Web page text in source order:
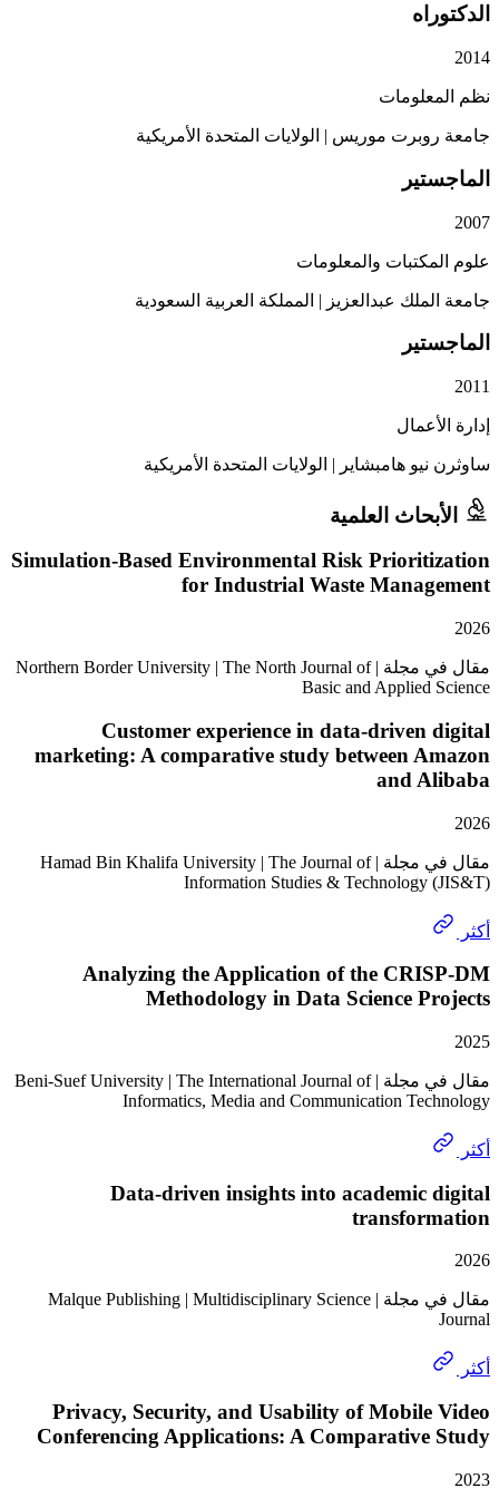
موريس| الولايات المتحدة الأمريكية
والمعلومات
عبدالعزيز|المملكة العربية السعودية
هامبشاير|الولايات المتحدة الأمريكية
العلمية
Simulation-Based Environmental Risk
for Industrial Waste
مقال في مجلة | Northern Border University | The North Journal of
Basic and
Customer experience in data-
marketing: A comparative study between
and
مقال في مجلة | Hamad Bin Khalifa University | The Journal of
Information Studies &
Analyzing the Application of the
Methodology in Data Science
مقال في مجلة | Beni-Suef University | The International Journal of
Informatics, Media and Communication
Data-driven insights into
مقال في مجلة | Malque Publishing | Multidisciplinary Science
Privacy, Security, and Usability of
Conferencing Applications: A